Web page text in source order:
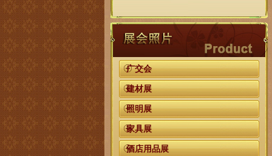
广交会
建材展
照明展
家具展
酒店用品展